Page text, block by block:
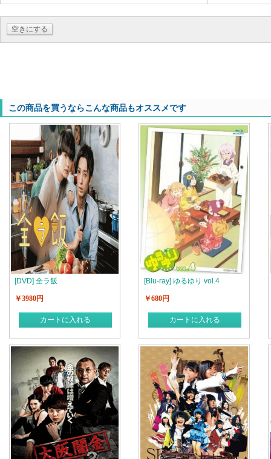
空きにする
この商品を買うならこんな商品もオススメです
[DVD] 全ラ飯
￥3980円
カートに入れる
[Blu-ray] ゆるゆり vol.4
￥680円
カートに入れる